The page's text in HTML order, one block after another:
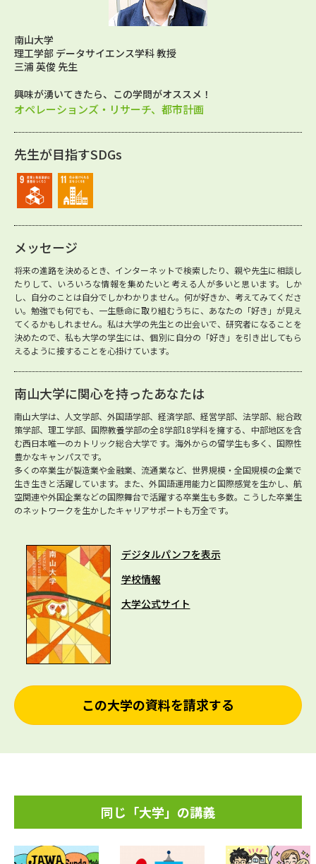
南山大学
理工学部 データサイエンス学科 教授
三浦 英俊 先生
興味が湧いてきたら、この学問がオススメ！
オペレーションズ・リサーチ、都市計画
先生が目指すSDGs
メッセージ
将来の進路を決めるとき、インターネットで検索したり、親や先生に相談し
たりして、いろいろな情報を集めたいと考える人が多いと思います。しか
し、自分のことは自分でしかわかりません。何が好きか、考えてみてくださ
い。勉強でも何でも、一生懸命に取り組むうちに、あなたの「好き」が見え
てくるかもしれません。私は大学の先生との出会いで、研究者になることを
決めたので、私も大学の学生には、個別に自分の「好き」を引き出してもら
えるように接することを心掛けています。
南山大学に関心を持ったあなたは
南山大学は、人文学部、外国語学部、経済学部、経営学部、法学部、総合政
策学部、理工学部、国際教養学部の全8学部18学科を擁する、中部地区を含
む西日本唯一のカトリック総合大学です。海外からの留学生も多く、国際性
豊かなキャンパスです。
多くの卒業生が製造業や金融業、流通業など、世界規模・全国規模の企業で
生き生きと活躍しています。また、外国語運用能力と国際感覚を生かし、航
空関連や外国企業などの国際舞台で活躍する卒業生も多数。こうした卒業生
のネットワークを生かしたキャリアサポートも万全です。
デジタルパンフを表示
学校情報
大学公式サイト
この大学の資料を請求する
同じ「大学」の講義